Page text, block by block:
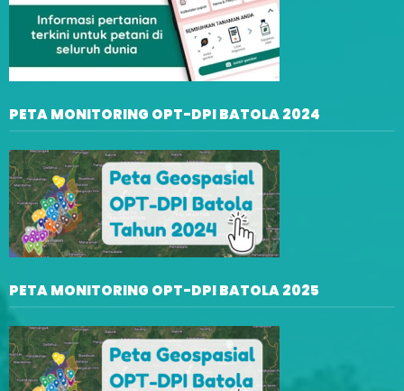
PETA MONITORING OPT-DPI BATOLA 2024
PETA MONITORING OPT-DPI BATOLA 2025